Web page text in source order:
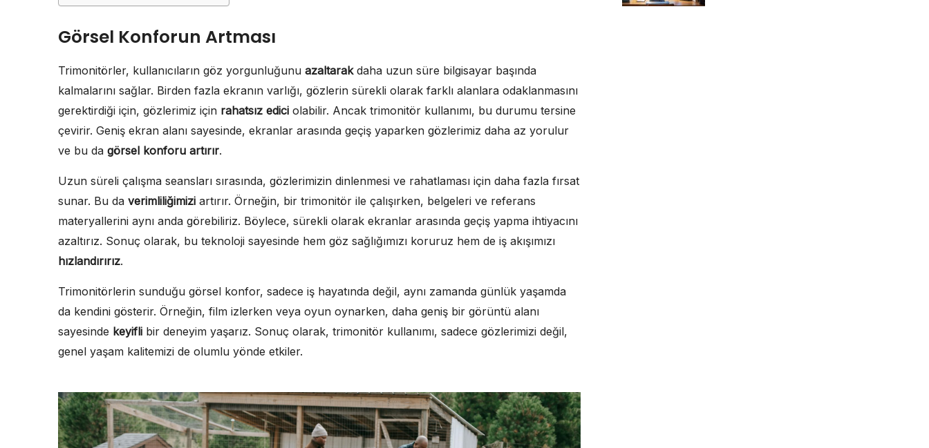
Görsel Konforun Artması
Trimonitörler, kullanıcıların göz yorgunluğunu azaltarakdaha uzun süre bilgisayar başında
kalmalarını sağlar. Birden fazla ekranın varlığı, gözlerin sürekli olarak farklı alanlara odaklanmasını
gerektirdiği için, gözlerimiz için rahatsız edici olabilir. Ancak trimonitör kullanımı, bu durumu tersine
çevirir. Geniş ekran alanı sayesinde, ekranlar arasında geçiş yaparken gözlerimiz daha az yorulur
ve bu da görsel konforu artırır.
Uzun süreli çalışma seansları sırasında, gözlerimizin dinlenmesi ve rahatlaması için daha fazla fırsat
sunar. Bu da verimliliğimizi artırır. Örneğin, bir trimonitör ile çalışırken, belgeleri ve referans
materyallerini aynı anda görebiliriz. Böylece, sürekli olarak ekranlar arasında geçiş yapma ihtiyacını
azaltırız. Sonuç olarak, bu teknoloji sayesinde hem göz sağlığımızı koruruz hem de iş akışımızı
hızlandırırız.
Trimonitörlerin sunduğu görsel konfor, sadece iş hayatında değil, aynı zamanda günlük yaşamda
da kendini gösterir. Örneğin, film izlerken veya oyun oynarken, daha geniş bir görüntü alanı
sayesinde keyifli bir deneyim yaşarız. Sonuç olarak, trimonitör kullanımı, sadece gözlerimizi değil,
genel yaşam kalitemizi de olumlu yönde etkiler.